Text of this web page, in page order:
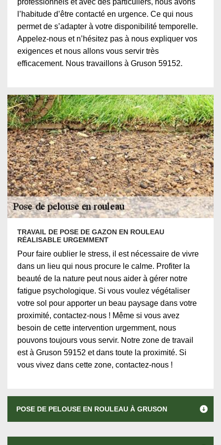
professionnels et avec des particuliers, nous avons
l’habitude d’être contacté en urgence. Ce qui nous
permet de s’adapter à votre disponibilité temporelle.
Appelez-nous et n’hésitez pas à nous expliquer vos
exigences et nous allons vous servir très
efficacement. Nous travaillons à Gruson 59152.
TRAVAIL DE POSE DE GAZON EN ROULEAU
RÉALISABLE URGEMMENT
Pour faire oublier le stress, il est nécessaire de vivre
dans un lieu qui nous procure le calme. Profiter la
beauté de la nature peut nous aider à gérer notre
fatigue psychologique. Si vous voulez végétaliser
votre sol pour apporter un beau paysage dans votre
proximité, contactez-nous ! Même si vous avez
besoin de cette intervention urgemment, nous
pouvons toujours vous servir. Notre zone de travail
est à Gruson 59152 et dans toute la proximité. Si
vous vivez dans cette zone, contactez-nous !
POSE DE PELOUSE EN ROULEAU À GRUSON